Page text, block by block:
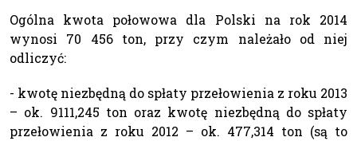
Ogólna kwota połowowa dla Polski na rok 2014
wynosi 70 456 ton, przy czym należało od niej
odliczyć:
- kwotę niezbędną do spłaty przełowienia z roku 2013
– ok. 9111,245 ton oraz kwotę niezbędną do spłaty
przełowienia z roku 2012 – ok. 477,314 ton (są to